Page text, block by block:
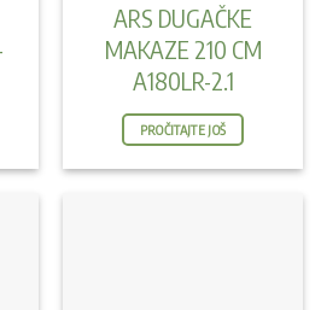
ARS DUGAČKE
MAKAZE 210 CM
A180LR-2.1
PROČITAJTE JOŠ